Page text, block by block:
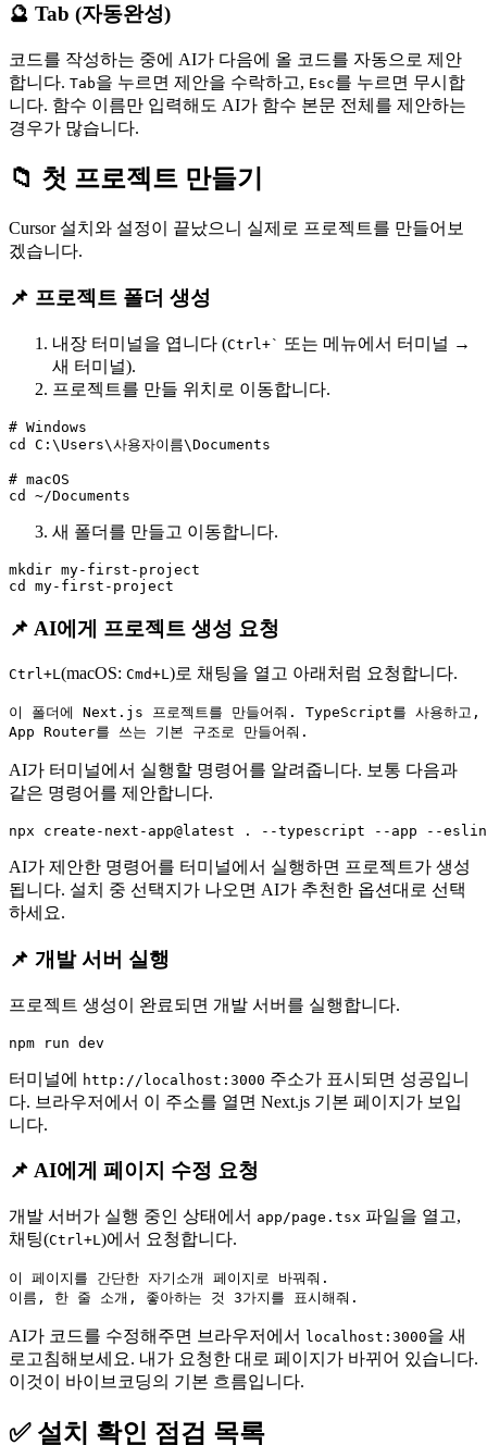
🔮 Tab (자동완성)
코드를 작성하는 중에 AI가 다음에 올 코드를 자동으로 제안
합니다. Tab을 누르면 제안을 수락하고, Esc를 누르면 무시합
니다. 함수 이름만 입력해도 AI가 함수 본문 전체를 제안하는
경우가 많습니다.
📁 첫 프로젝트 만들기
Cursor 설치와 설정이 끝났으니 실제로 프로젝트를 만들어보
겠습니다.
📌 프로젝트 폴더 생성
내장 터미널을 엽니다 (Ctrl+` 또는 메뉴에서 터미널 →
새 터미널).
프로젝트를 만들 위치로 이동합니다.
# Windows
cd C:\Users\사용자이름\Documents
# macOS
새 폴더를 만들고 이동합니다.
mkdir my-first-project
📌 AI에게 프로젝트 생성 요청
Ctrl+L(macOS: Cmd+L)로 채팅을 열고 아래처럼 요청합니다.
이 폴더에 Next.js 프로젝트를 만들어줘. TypeScript를 사용하고
AI가 터미널에서 실행할 명령어를 알려줍니다. 보통 다음과
같은 명령어를 제안합니다.
AI가 제안한 명령어를 터미널에서 실행하면 프로젝트가 생성
됩니다. 설치 중 선택지가 나오면 AI가 추천한 옵션대로 선택
하세요.
📌 개발 서버 실행
프로젝트 생성이 완료되면 개발 서버를 실행합니다.
터미널에 http://localhost:3000 주소가 표시되면 성공입니
다. 브라우저에서 이 주소를 열면 Next.js 기본 페이지가 보입
니다.
📌 AI에게 페이지 수정 요청
개발 서버가 실행 중인 상태에서 app/page.tsx 파일을 열고,
채팅(Ctrl+L)에서 요청합니다.
이 페이지를 간단한 자기소개 페이지로 바꿔줘.
AI가 코드를 수정해주면 브라우저에서 localhost:3000을 새
로고침해보세요. 내가 요청한 대로 페이지가 바뀌어 있습니다.
이것이 바이브코딩의 기본 흐름입니다.
✅ 설치 확인 점검 목록